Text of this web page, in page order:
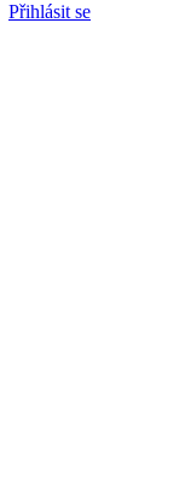
Přihlásit se